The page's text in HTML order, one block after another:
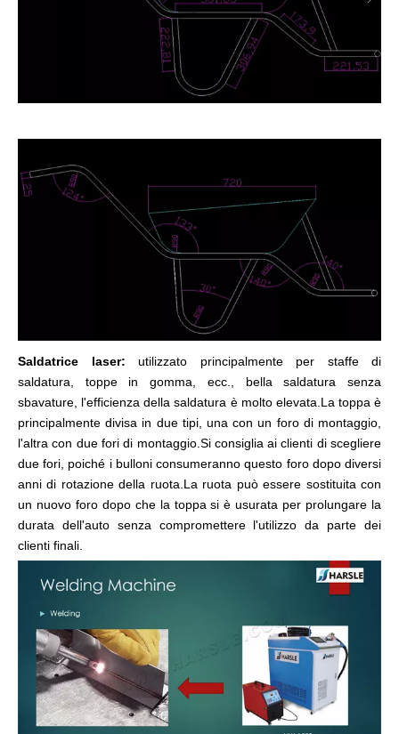
Saldatrice laser: utilizzato principalmente per staffe di
saldatura, toppe in gomma, ecc., bella saldatura senza
sbavature, l'efficienza della saldatura è molto elevata.La toppa è
principalmente divisa in due tipi, una con un foro di montaggio,
l'altra con due fori di montaggio.Si consiglia ai clienti di scegliere
due fori, poiché i bulloni consumeranno questo foro dopo diversi
anni di rotazione della ruota.La ruota può essere sostituita con
un nuovo foro dopo che la toppa si è usurata per prolungare la
durata dell'auto senza compromettere l'utilizzo da parte dei
clienti finali.